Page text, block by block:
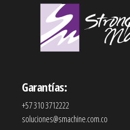
Garantías:
+57 310 3712222
soluciones@smachine.com.co